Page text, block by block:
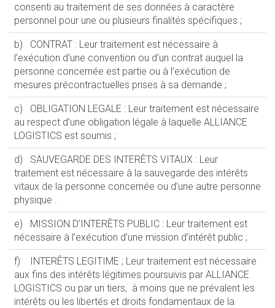
consenti au traitement de ses données à caractère
personnel pour une ou plusieurs finalités spécifiques ;
b) CONTRAT : Leur traitement est nécessaire à
l’exécution d’une convention ou d’un contrat auquel la
personne concernée est partie ou à l’exécution de
mesures précontractuelles prises à sa demande ;
c) OBLIGATION LEGALE : Leur traitement est nécessaire
au respect d’une obligation légale à laquelle ALLIANCE
LOGISTICS est soumis ;
d) SAUVEGARDE DES INTERÊTS VITAUX : Leur
traitement est nécessaire à la sauvegarde des intérêts
vitaux de la personne concernée ou d’une autre personne
physique .
e) MISSION D’INTERÊTS PUBLIC : Leur traitement est
nécessaire à l’exécution d’une mission d’intérêt public ;
f) INTERÊTS LEGITIME ; Leur traitement est nécessaire
aux fins des intérêts légitimes poursuivis par ALLIANCE
LOGISTICS ou par un tiers, à moins que ne prévalent les
intérêts ou les libertés et droits fondamentaux de la